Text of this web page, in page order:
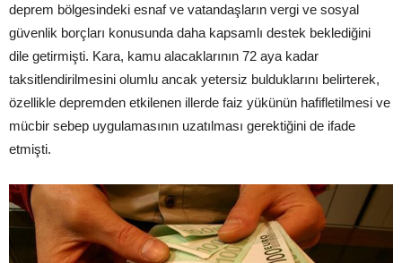
deprem bölgesindeki esnaf ve vatandaşların vergi ve sosyal
güvenlik borçları konusunda daha kapsamlı destek beklediğini
dile getirmişti. Kara, kamu alacaklarının 72 aya kadar
taksitlendirilmesini olumlu ancak yetersiz bulduklarını belirterek,
özellikle depremden etkilenen illerde faiz yükünün hafifletilmesi ve
mücbir sebep uygulamasının uzatılması gerektiğini de ifade
etmişti.